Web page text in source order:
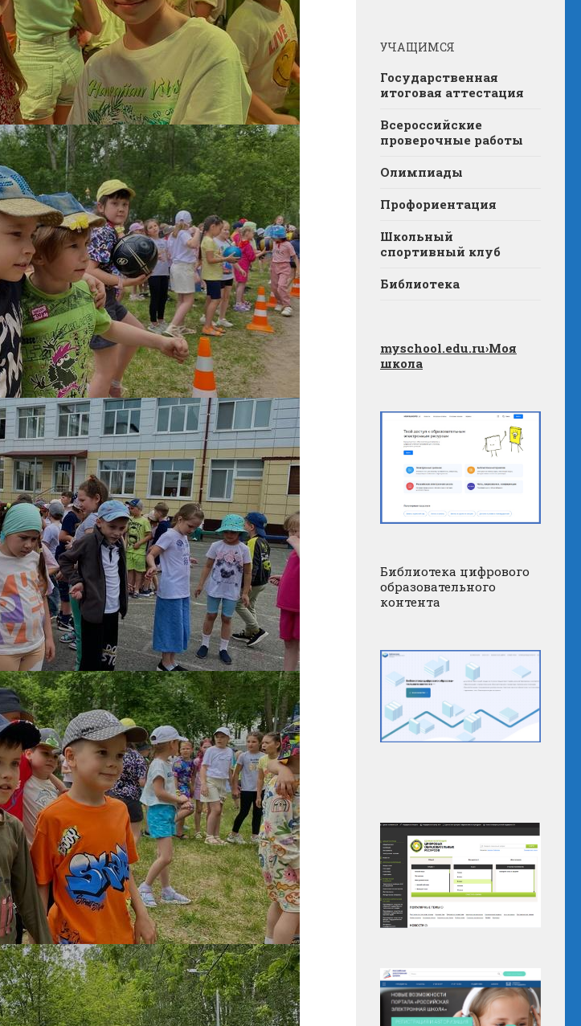
УЧАЩИМСЯ
Государственная
итоговая аттестация
Всероссийские
проверочные работы
Олимпиады
Профориентация
Школьный
спортивный клуб
Библиотека
myschool.edu.ru›Моя
школа
Библиотека цифрового
образовательного
контента